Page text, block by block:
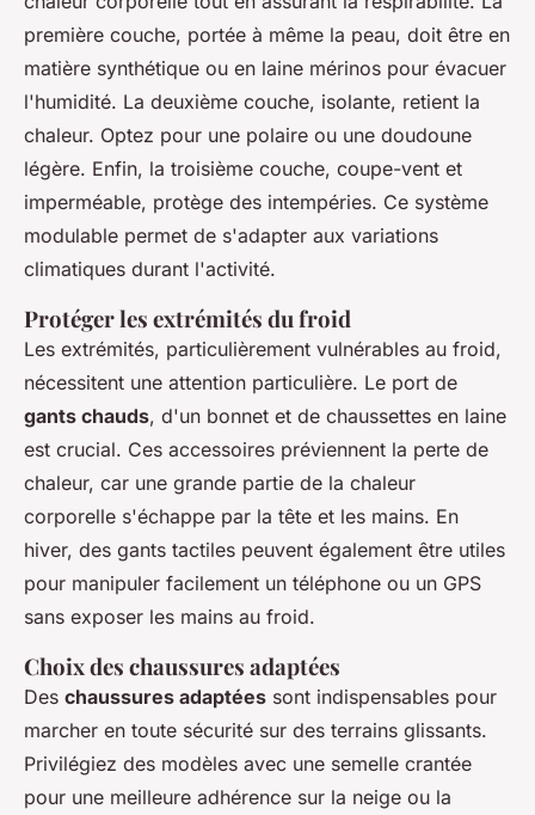
première couche, portée à même la peau, doit être en
matière synthétique ou en laine mérinos pour évacuer
l'humidité. La deuxième couche, isolante, retient la
chaleur. Optez pour une polaire ou une doudoune
légère. Enfin, la troisième couche, coupe-vent et
imperméable, protège des intempéries. Ce système
modulable permet de s'adapter aux variations
climatiques durant l'activité.
Protéger les extrémités du froid
Les extrémités, particulièrement vulnérables au froid,
nécessitent une attention particulière. Le port de
gants chauds, d'un bonnet et de chaussettes en laine
est crucial. Ces accessoires préviennent la perte de
chaleur, car une grande partie de la chaleur
corporelle s'échappe par la tête et les mains. En
hiver, des gants tactiles peuvent également être utiles
pour manipuler facilement un téléphone ou un GPS
sans exposer les mains au froid.
Choix des chaussures adaptées
Des chaussures adaptées sont indispensables pour
marcher en toute sécurité sur des terrains glissants.
Privilégiez des modèles avec une semelle crantée
pour une meilleure adhérence sur la neige ou la